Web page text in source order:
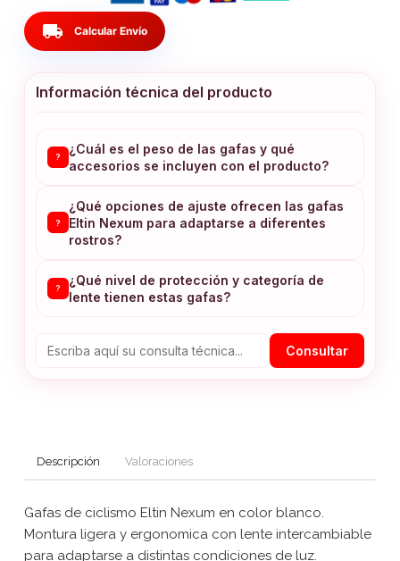
local_shipping Calcular Envío
Información técnica del producto
?
¿Cuál es el peso de las gafas y qué
accesorios se incluyen con el producto?
?
¿Qué opciones de ajuste ofrecen las gafas
Eltin Nexum para adaptarse a diferentes
rostros?
?
¿Qué nivel de protección y categoría de
lente tienen estas gafas?
Consultar
Descripción Valoraciones
Gafas de ciclismo Eltin Nexum en color blanco.
Montura ligera y ergonomica con lente intercambiable
para adaptarse a distintas condiciones de luz.